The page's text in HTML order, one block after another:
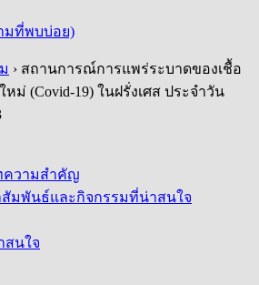
มที่พบบ่อย)
› สถานการณ์การแพร่ระบาดของเชื้อ
ม่ (Covid-19) ในฝรั่งเศส ประจำวัน
ความสำคัญ
มพันธ์และกิจกรรมที่น่าสนใจ
สนใจ